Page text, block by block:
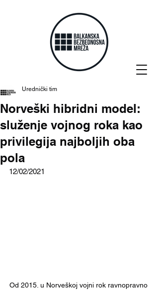
Norveški hibridni model:
služenje vojnog roka kao
privilegija najboljih oba
pola
Urednički tim
12/02/2021
Od 2015. u Norveškoj vojni rok ravnopravno